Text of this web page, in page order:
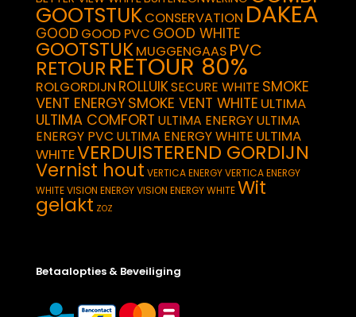
GOOTSTUKCONSERVATION DAKEA
GOOD GOOD PVC GOOD WHITE
GOOTSTUKMUGGENGAAS PVC
RETOUR RETOUR 80%
ROLGORDIJN ROLLUIKSECURE WHITE SMOKE
VENT ENERGYSMOKE VENT WHITE ULTIMA
ULTIMA COMFORT ULTIMA ENERGYULTIMA
ENERGY PVC ULTIMA ENERGY WHITE ULTIMA
WHITEVERDUISTEREND GORDIJN
Vernist hout VERTICA ENERGYVERTICA ENERGY
WHITEVISION ENERGYVISION ENERGY WHITEWit
gelakt ZOZ
Betaalopties & Beveiliging